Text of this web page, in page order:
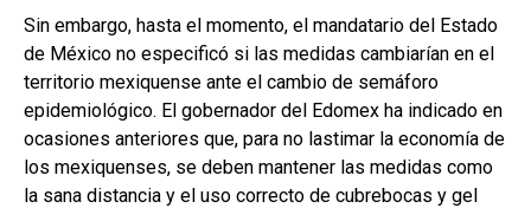
Sin embargo, hasta el momento, el mandatario del Estado
de México no especificó si las medidas cambiarían en el
territorio mexiquense ante el cambio de semáforo
epidemiológico. El gobernador del Edomex ha indicado en
ocasiones anteriores que, para no lastimar la economía de
los mexiquenses, se deben mantener las medidas como
la sana distancia y el uso correcto de cubrebocas y gel